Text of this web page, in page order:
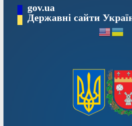
Перейтиgov.ua
Державні сайти